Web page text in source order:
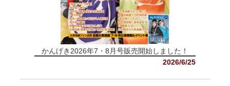
かんげき2026年7・8月号販売開始しました！
2026/6/25